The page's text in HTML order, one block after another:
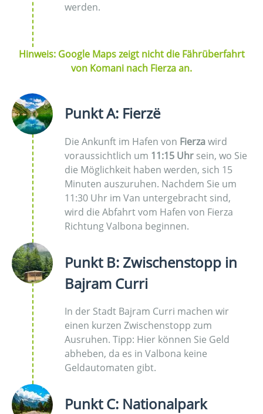
werden.
Hinweis: Google Maps zeigt nicht die Fährüberfahrt
von Komani nach Fierza an.
Punkt A: Fierzë
Die Ankunft im Hafen von Fierzawird
voraussichtlich um 11:15 Uhr sein, wo Sie
die Möglichkeit haben werden, sich 15
Minuten auszuruhen. Nachdem Sie um
11:30 Uhr im Van untergebracht sind,
wird die Abfahrt vom Hafen von Fierza
Richtung Valbona beginnen.
Punkt B: Zwischenstopp in
Bajram Curri
In der Stadt Bajram Curri machen wir
einen kurzen Zwischenstopp zum
Ausruhen. Tipp: Hier können Sie Geld
abheben, da es in Valbona keine
Geldautomaten gibt.
Punkt C: Nationalpark